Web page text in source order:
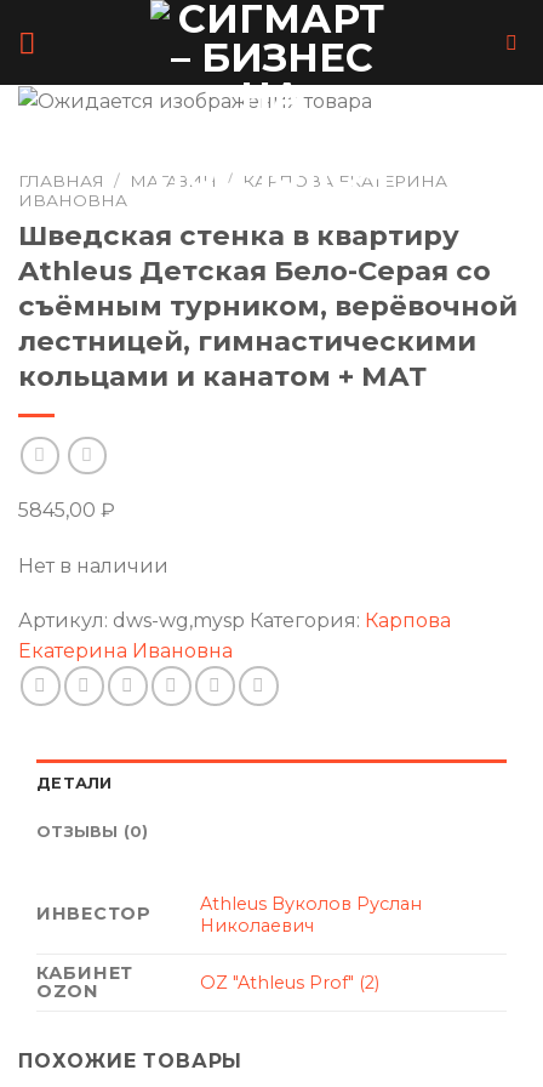
ГЛАВНАЯ / МАГАЗИН /
КАРПОВА ЕКАТЕРИНА
ИВАНОВНА
Шведская стенка в квартиру
Athleus Детская Бело-Серая со
съёмным турником, верёвочной
лестницей, гимнастическими
кольцами и канатом + МАТ
5845,00 ₽
Нет в наличии
Артикул: dws-wg,mysp Категория: Карпова
Екатерина Ивановна
ДЕТАЛИ
ОТЗЫВЫ (0)
ИНВЕСТОР
Athleus Вуколов Руслан
Николаевич
КАБИНЕТ
OZON
OZ "Athleus Prof" (2)
ПОХОЖИЕ ТОВАРЫ